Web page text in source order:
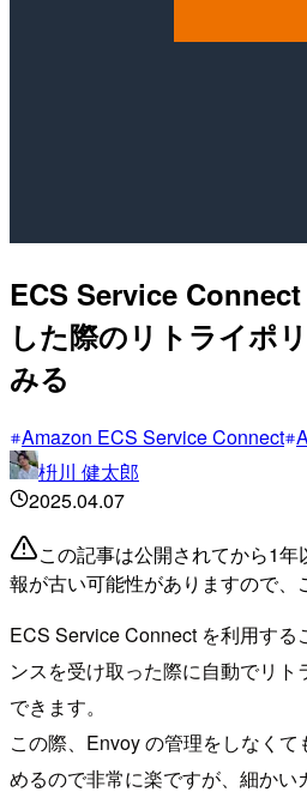
ECS Service
した際のリトライポ
みる
Amazon ECS Service Connect
枡川 健太郎
2025.04.07
この記事は公開されてから1
報が古い可能性がありますので、
ECS Service Connect を利用する
ンスを受け取った際に自動でリ
できます。
この際、Envoy の管理をしなく
めるので非常に楽ですが、細かい